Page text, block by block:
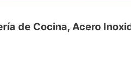
Classic sin PFOA
de Cocina, Acero